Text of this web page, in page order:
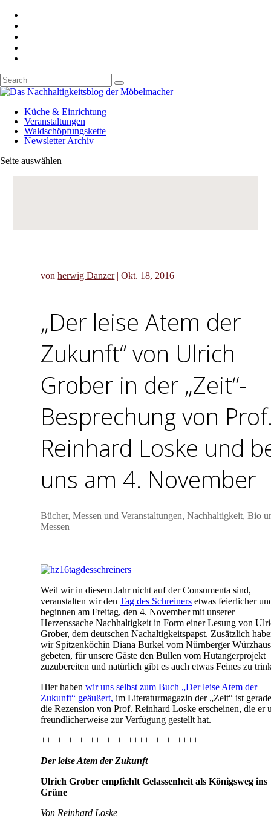
Küche & Einrichtung
Veranstaltungen
Waldschöpfungskette
Newsletter Archiv
Seite auswählen
vonherwig Danzer|Okt. 18, 2016
„Der leise Atem der
Zukunft“ von Ulrich
Grober in der „Zeit“-
Besprechung von
Reinhard Loske und
uns am 4. November
Bücher,Messen und Veranstaltungen,Nachhaltigkeit, Bio
Messen
Weil wir in diesem Jahr nicht auf der Consumenta sind,
veranstalten wir denTag des Schreiners etwas feierlicher
beginnen am Freitag, den 4. November mit unserer
Herzenssache Nachhaltigkeit in Form einer Lesung von
Grober, dem deutschen Nachaltigkeitspapst. Zusätzlich
wir Spitzenköchin Diana Burkel vom Nürnberger Würzhaus
gebeten, für unsere Gäste den Bullen vom Hutangerprojekt
zuzubereiten und natürlich gibt es auch etwas Feines zu
Hier haben wir uns selbst zum Buch „Der leise Atem der
Zukunft“ geäußert,im Literaturmagazin der „Zeit“ ist
die Rezension von Prof. Reinhard Loske erscheinen, die er
freundlicherweise zur Verfügung gestellt hat.
++++++++++++++++++++++++++++++
Der leise Atem der Zukunft
Ulrich Grober empfiehlt Gelassenheit als Königsweg ins
Grüne
Von Reinhard Loske